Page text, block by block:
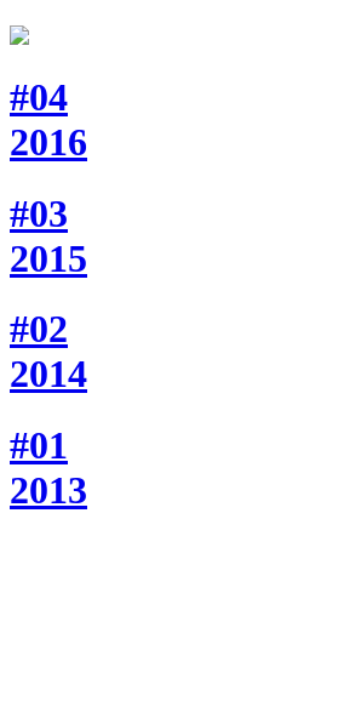
#04
2016
#03
2015
#02
2014
#01
2013